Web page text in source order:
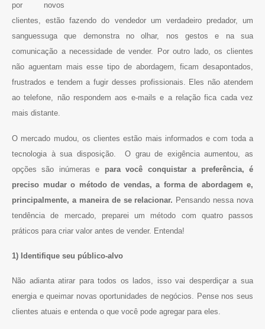
por novos
clientes, estão fazendo do vendedor um verdadeiro predador, um
sanguessuga que demonstra no olhar, nos gestos e na sua
comunicação a necessidade de vender. Por outro lado, os clientes
não aguentam mais esse tipo de abordagem, ficam desapontados,
frustrados e tendem a fugir desses profissionais. Eles não atendem
ao telefone, não respondem aos e-mails e a relação fica cada vez
mais distante.
O mercado mudou, os clientes estão mais informados e com toda a
tecnologia à sua disposição. O grau de exigência aumentou, as
opções são inúmeras e para você conquistar a preferência, é
preciso mudar o método de vendas, a forma de abordagem e,
principalmente, a maneira de se relacionar. Pensando nessa nova
tendência de mercado, preparei um método com quatro passos
práticos para criar valor antes de vender. Entenda!
1) Identifique seu público-alvo
Não adianta atirar para todos os lados, isso vai desperdiçar a sua
energia e queimar novas oportunidades de negócios. Pense nos seus
clientes atuais e entenda o que você pode agregar para eles.